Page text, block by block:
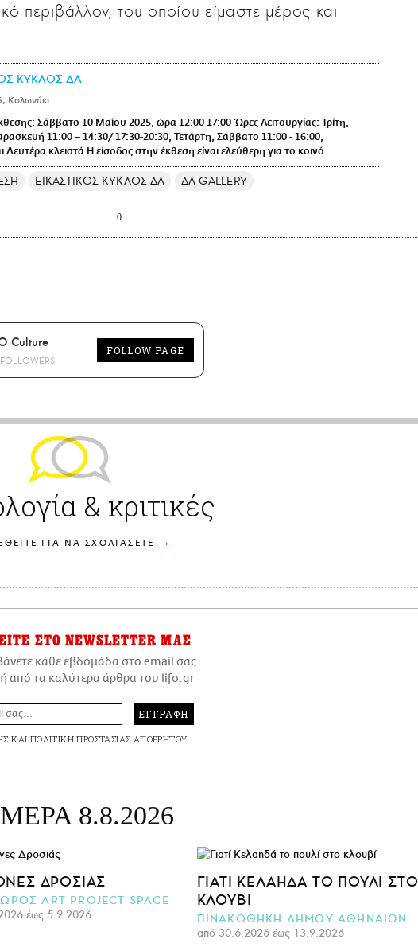
περιβάλλον, του οποίου είμαστε μέρος και
ΚΥΚΛΟΣ ΔΛ
Κολωνάκι
Σάββατο 10 Μαΐου 2025, ώρα 12:00-17:00 Ώρες Λειτουργίας: Τρίτη,
11:00 – 14:30/ 17:30-20:30, Τετάρτη, Σάββατο 11:00 - 16:00,
Δευτέρα κλειστά Η είσοδος στην έκθεση είναι ελεύθερη για το κοινό .
ΕΙΚΑΣΤΙΚΟΣ ΚΥΚΛΟΣ ΔΛ ΔΛ GALLERY
0
Culture FOLLOW PAGE
& κριτικές
ΓΙΑ ΝΑ ΣΧΟΛΙΑΣΕΤΕ
ΣΤΟ NEWSLETTER ΜΑΣ
κάθε εβδομάδα στο email σας
από τα καλύτερα άρθρα του lifo.gr
ΕΓΓΡΑΦΗ
ΚΑΙ ΠΟΛΙΤΙΚΗ ΠΡΟΣΤΑΣΙΑΣ ΑΠΟΡΡΗΤΟΥ
8.8.2026
ΔΡΟΣΙΆΣ
ART PROJECT SPACE
έως 5.9.2026
ΓΙΑΤΊ ΚΕΛΑΗΔΆ ΤΟ ΠΟΥΛΊ ΣΤΟ
ΚΛΟΥΒΊ
ΠΙΝΑΚΟΘΗΚΗ ΔΗΜΟΥ ΑΘΗΝΑΙΩΝ
από 30.6.2026 έως 13.9.2026